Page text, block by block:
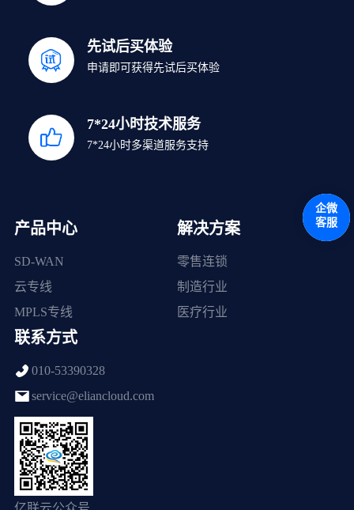
先试后买体验
申请即可获得先试后买体验
7*24小时技术服务
7*24小时多渠道服务支持
产品中心
SD-WAN
云专线
MPLS专线
解决方案
零售连锁
制造行业
医疗行业
联系方式
010-53390328
service@eliancloud.com
企微
客服